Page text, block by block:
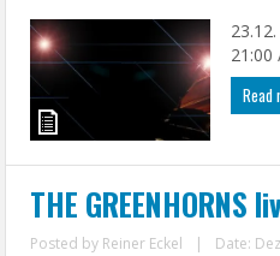
21:00
Read
THE GREENHORNS
Posted by Reiner Eckel |
Date: